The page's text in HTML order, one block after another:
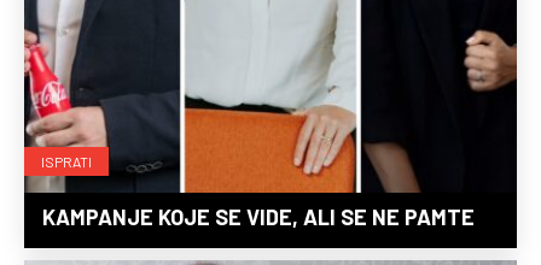
ISPRATI
KAMPANJE KOJE SE VIDE, ALI SE NE PAMTE